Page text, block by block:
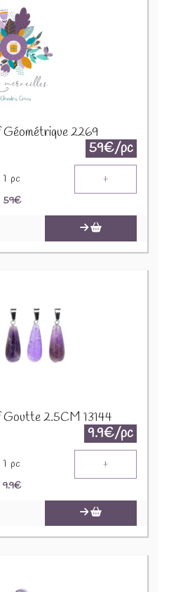
2269
59€/pc
1 pc +
59€
2.5CM 13144
9.9€/pc
1 pc +
9.9€